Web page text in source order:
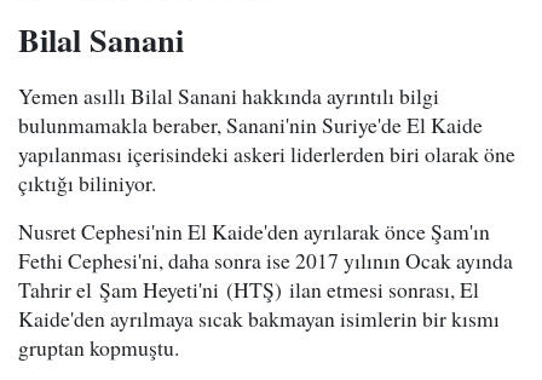
Bilal Sanani
Yemen asıllı Bilal Sanani hakkında ayrıntılı bilgi
bulunmamakla beraber, Sanani'nin Suriye'de El Kaide
yapılanması içerisindeki askeri liderlerden biri olarak öne
çıktığı biliniyor.
Nusret Cephesi'nin El Kaide'den ayrılarak önce Şam'ın
Fethi Cephesi'ni, daha sonra ise 2017 yılının Ocak ayında
Tahrir el Şam Heyeti'ni (HTŞ) ilan etmesi sonrası, El
Kaide'den ayrılmaya sıcak bakmayan isimlerin bir kısmı
gruptan kopmuştu.